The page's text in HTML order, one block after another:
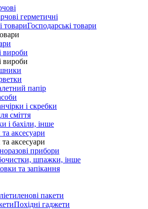
герметичні
Господарські товари
вироби
вироби
папір
і скребки
сміття
і бахіли, інше
аксесуари
аксесуари
прибори
шпажки, інше
та запікання
пакети
Похідні гаджети